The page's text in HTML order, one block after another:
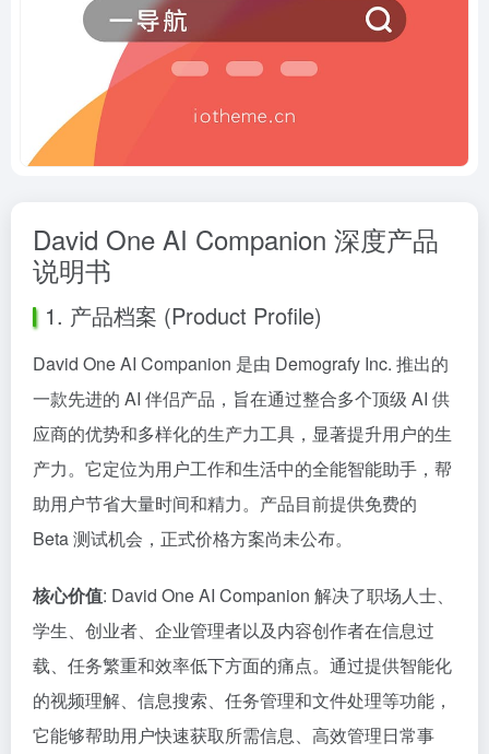
David One AI Companion 深度产品
说明书
1. 产品档案 (Product Profile)
David One AI Companion 是由 Demografy Inc. 推出的
一款先进的 AI 伴侣产品，旨在通过整合多个顶级 AI 供
应商的优势和多样化的生产力工具，显著提升用户的生
产力。它定位为用户工作和生活中的全能智能助手，帮
助用户节省大量时间和精力。产品目前提供免费的
Beta 测试机会，正式价格方案尚未公布。
核心价值: David One AI Companion 解决了职场人士、
学生、创业者、企业管理者以及内容创作者在信息过
载、任务繁重和效率低下方面的痛点。通过提供智能化
的视频理解、信息搜索、任务管理和文件处理等功能，
它能够帮助用户快速获取所需信息、高效管理日常事